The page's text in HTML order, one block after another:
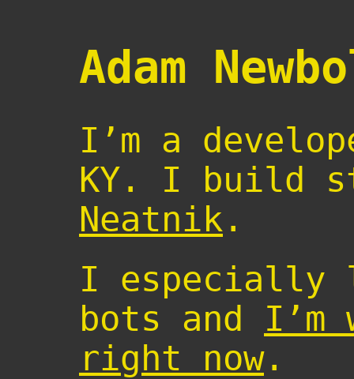
Adam
I’m a
KY. I build
Neatnik .
I especially
bots and I’m
right now.